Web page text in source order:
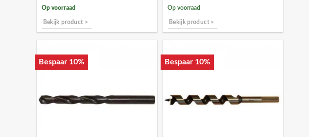
Op voorraad
Bekijk product >
Op voorraad
Bekijk product >
Bespaar 10% Bespaar 10%